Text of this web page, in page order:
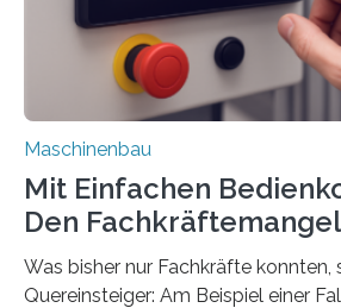
Maschinenbau
Mit Einfachen
Den
Was bisher nur Fachkräfte konnten,
Quereinsteiger: Am Beispiel einer